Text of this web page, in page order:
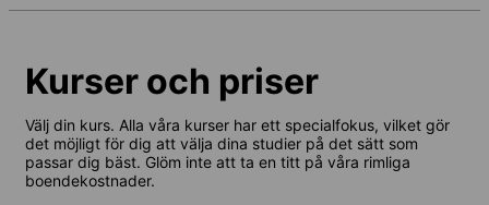
Kurser och priser
Välj din kurs. Alla våra kurser har ett specialfokus, vilket gör
det möjligt för dig att välja dina studier på det sätt som
passar dig bäst. Glöm inte att ta en titt på våra rimliga
boendekostnader.